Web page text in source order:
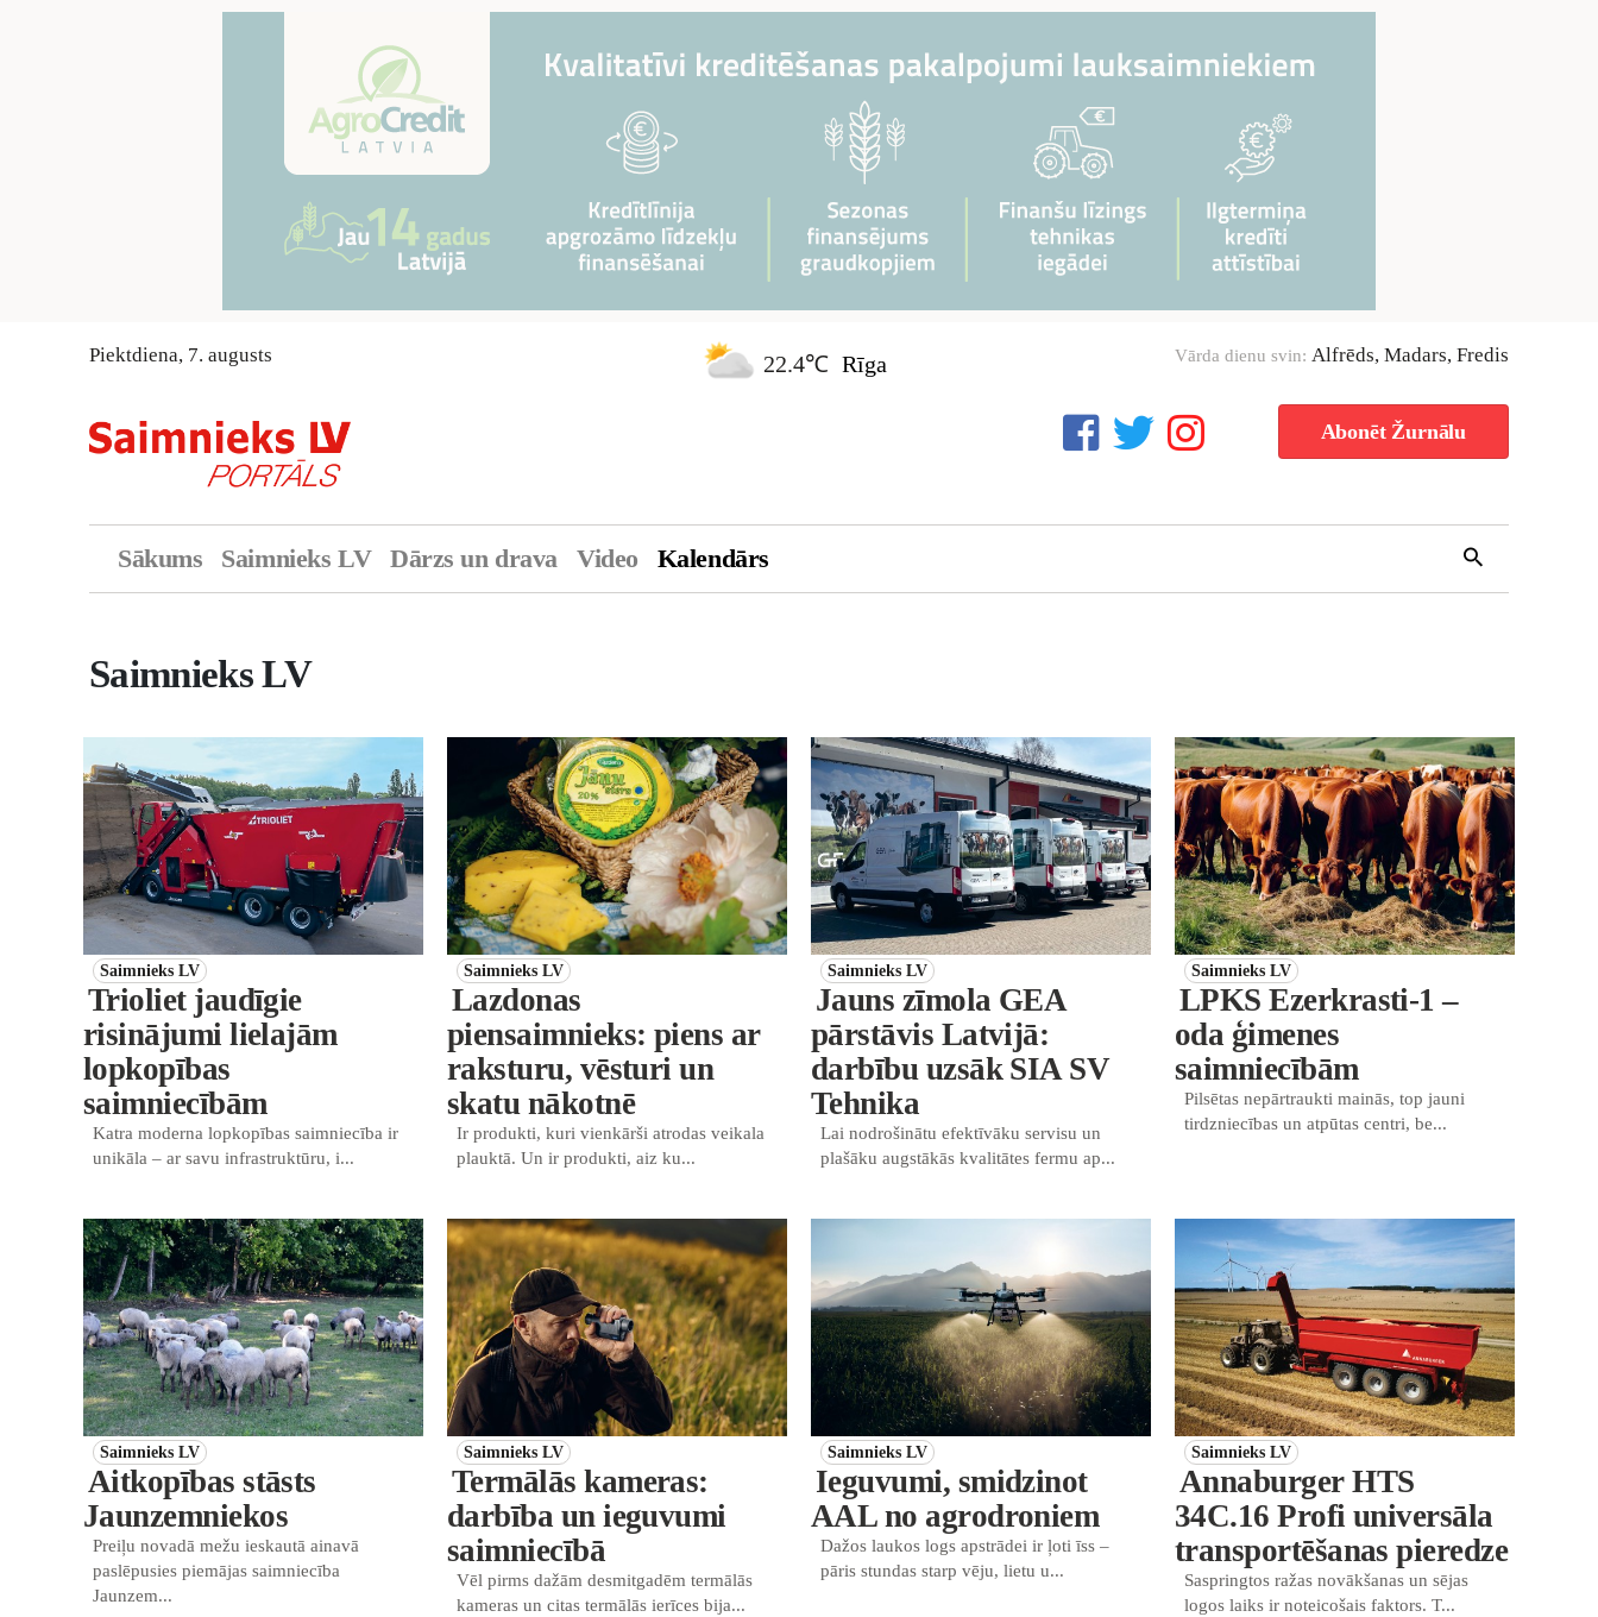
Piektdiena, 7. augusts 22.4℃ Rīga Vārda dienu svin: Alfrēds, Madars, Fredis
Abonēt Žurnālu
Sākums Saimnieks LV Dārzs un drava Video Kalendārs
Saimnieks LV
Saimnieks LV
Trioliet jaudīgie
risinājumi lielajām
lopkopības
saimniecībām
Katra moderna lopkopības saimniecība ir
unikāla – ar savu infrastruktūru, i...
Saimnieks LV
Lazdonas
piensaimnieks: piens ar
raksturu, vēsturi un
skatu nākotnē
Ir produkti, kuri vienkārši atrodas veikala
plauktā. Un ir produkti, aiz ku...
Saimnieks LV
Jauns zīmola GEA
pārstāvis Latvijā:
darbību uzsāk SIA SV
Tehnika
Lai nodrošinātu efektīvāku servisu un
plašāku augstākās kvalitātes fermu ap...
Saimnieks LV
LPKS Ezerkrasti-1 –
oda ģimenes
saimniecībām
Pilsētas nepārtraukti mainās, top jauni
tirdzniecības un atpūtas centri, be...
Saimnieks LV
Aitkopības stāsts
Jaunzemniekos
Preiļu novadā mežu ieskautā ainavā
paslēpusies piemājas saimniecība
Jaunzem...
Saimnieks LV
Termālās kameras:
darbība un ieguvumi
saimniecībā
Vēl pirms dažām desmitgadēm termālās
kameras un citas termālās ierīces bija...
Saimnieks LV
Ieguvumi, smidzinot
AAL no agrodroniem
Dažos laukos logs apstrādei ir ļoti īss –
pāris stundas starp vēju, lietu u...
Saimnieks LV
Annaburger HTS
34C.16 Profi universāla
transportēšanas pieredze
Saspringtos ražas novākšanas un sējas
logos laiks ir noteicošais faktors. T...